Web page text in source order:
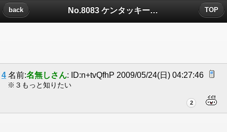
No.8083 ケンタッキーのレシピ苦労してわくわくしながら友達と作った についたコメント
back TOP
4 名前:名無しさん: ID:n+tvQfhP 2009/05/24(日) 04:27:46
※３もっと知りたい
2